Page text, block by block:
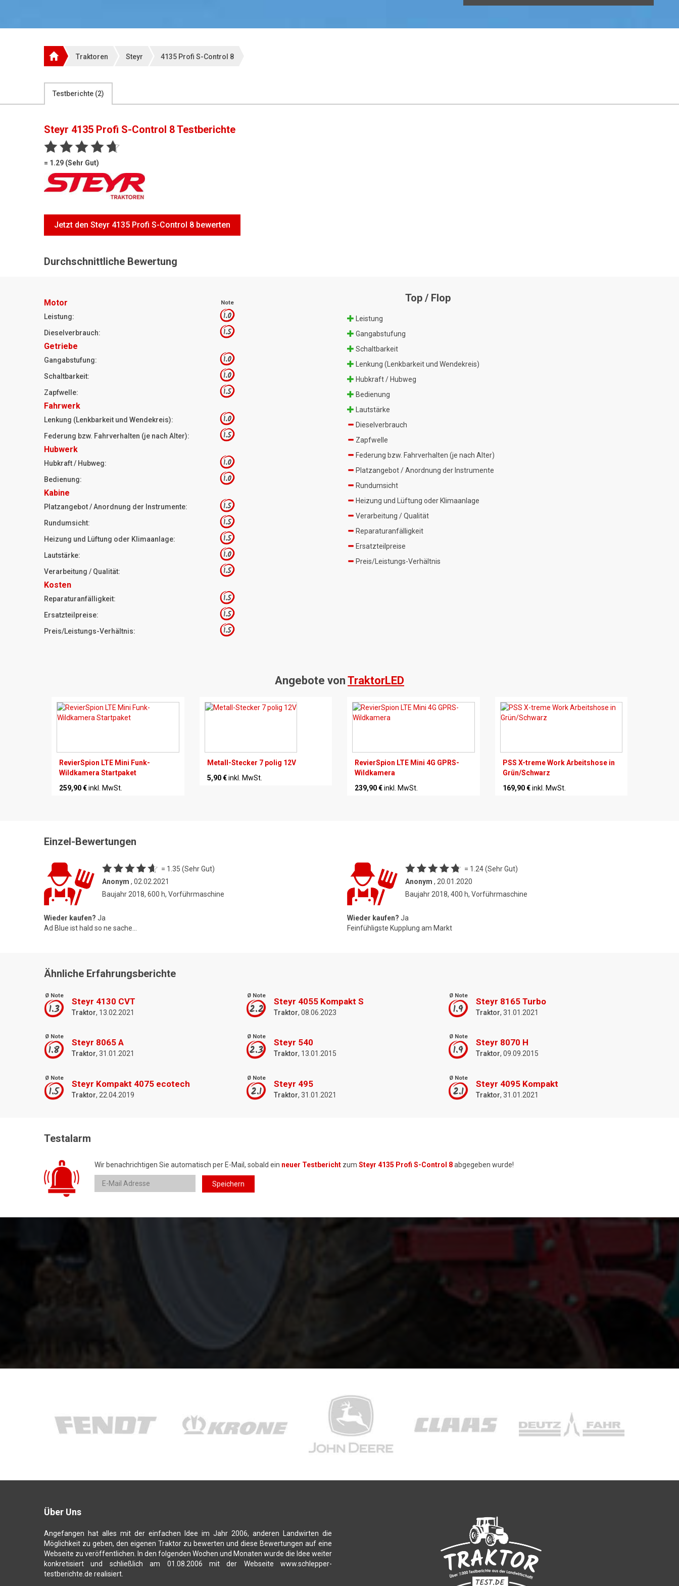
Traktoren Steyr 4135 Profi S-Control 8
Testberichte (2)
Steyr 4135 Profi S-Control 8Testberichte
= 1.29 (Sehr Gut)
Jetzt den Steyr 4135 Profi S-Control 8 bewerten
Durchschnittliche Bewertung
Motor Note
Leistung: 1.0
Dieselverbrauch: 1.5
Getriebe
Gangabstufung: 1.0
Schaltbarkeit: 1.0
Zapfwelle: 1.5
Fahrwerk
Lenkung (Lenkbarkeit und Wendekreis): 1.0
Federung bzw. Fahrverhalten (je nach Alter): 1.5
Hubwerk
Hubkraft / Hubweg: 1.0
Bedienung: 1.0
Kabine
Platzangebot / Anordnung der Instrumente: 1.5
Rundumsicht: 1.5
Heizung und Lüftung oder Klimaanlage: 1.5
Lautstärke: 1.0
Verarbeitung / Qualität: 1.5
Kosten
Reparaturanfälligkeit: 1.5
Ersatzteilpreise: 1.5
Preis/Leistungs-Verhältnis: 1.5
Top / Flop
Leistung
Gangabstufung
Schaltbarkeit
Lenkung (Lenkbarkeit und Wendekreis)
Hubkraft / Hubweg
Bedienung
Lautstärke
Dieselverbrauch
Zapfwelle
Federung bzw. Fahrverhalten (je nach Alter)
Platzangebot / Anordnung der Instrumente
Rundumsicht
Heizung und Lüftung oder Klimaanlage
Verarbeitung / Qualität
Reparaturanfälligkeit
Ersatzteilpreise
Preis/Leistungs-Verhältnis
Angebote von TraktorLED
RevierSpion LTE Mini Funk-
Wildkamera Startpaket
259,90 €inkl. MwSt.
Metall-Stecker 7 polig 12V
5,90 € inkl. MwSt.
RevierSpion LTE Mini 4G GPRS-
Wildkamera
239,90 €inkl. MwSt.
PSS X-treme Work Arbeitshose in
Grün/Schwarz
169,90 € inkl. MwSt.
Einzel-Bewertungen
= 1.35 (Sehr Gut)
Anonym , 02.02.2021
Baujahr 2018, 600 h, Vorführmaschine
Wieder kaufen? Ja
Ad Blue ist hald so ne sache...
= 1.24 (Sehr Gut)
Anonym , 20.01.2020
Baujahr 2018, 400 h, Vorführmaschine
Wieder kaufen? Ja
Feinfühligste Kupplung am Markt
Ähnliche Erfahrungsberichte
Ø Note
1.3
Steyr 4130 CVT
Traktor, 13.02.2021
Ø Note
2.2
Steyr 4055 Kompakt S
Traktor, 08.06.2023
Ø Note
1.9
Steyr 8165 Turbo
Traktor, 31.01.2021
Ø Note
1.8
Steyr 8065 A
Traktor, 31.01.2021
Ø Note
2.3
Steyr 540
Traktor, 13.01.2015
Ø Note
1.9
Steyr 8070 H
Traktor, 09.09.2015
Ø Note
1.5
Steyr Kompakt 4075 ecotech
Traktor, 22.04.2019
Ø Note
2.1
Steyr 495
Traktor, 31.01.2021
Ø Note
2.1
Steyr 4095 Kompakt
Traktor, 31.01.2021
Testalarm
Wir benachrichtigen Sie automatisch per E-Mail, sobald ein neuer Testbericht zum Steyr 4135 Profi S-Control 8abgegeben wurde!
Speichern
Über Uns
Angefangen hat alles mit der einfachen Idee im Jahr 2006, anderen Landwirten die
Möglichkeit zu geben, den eigenen Traktor zu bewerten und diese Bewertungen auf eine
Webseite zu veröffentlichen. In den folgenden Wochen und Monaten wurde die Idee weiter
konkretisiert und schließlich am 01.08.2006 mit der Webseite www.schlepper-
testberichte.de realisiert.